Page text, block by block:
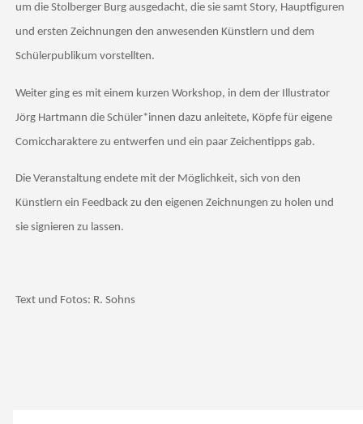
um die Stolberger Burg ausgedacht, die sie samt Story, Hauptfiguren
und ersten Zeichnungen den anwesenden Künstlern und dem
Schülerpublikum vorstellten.
Weiter ging es mit einem kurzen Workshop, in dem der Illustrator
Jörg Hartmann die Schüler*innen dazu anleitete, Köpfe für eigene
Comiccharaktere zu entwerfen und ein paar Zeichentipps gab.
Die Veranstaltung endete mit der Möglichkeit, sich von den
Künstlern ein Feedback zu den eigenen Zeichnungen zu holen und
sie signieren zu lassen.
Text und Fotos: R. Sohns